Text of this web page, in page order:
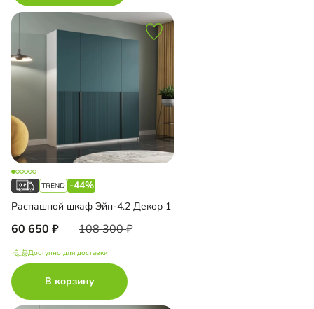
-44%
Распашной шкаф Эйн-4.2 Декор 1
60 650 108 300
Доступно для доставки
В корзину